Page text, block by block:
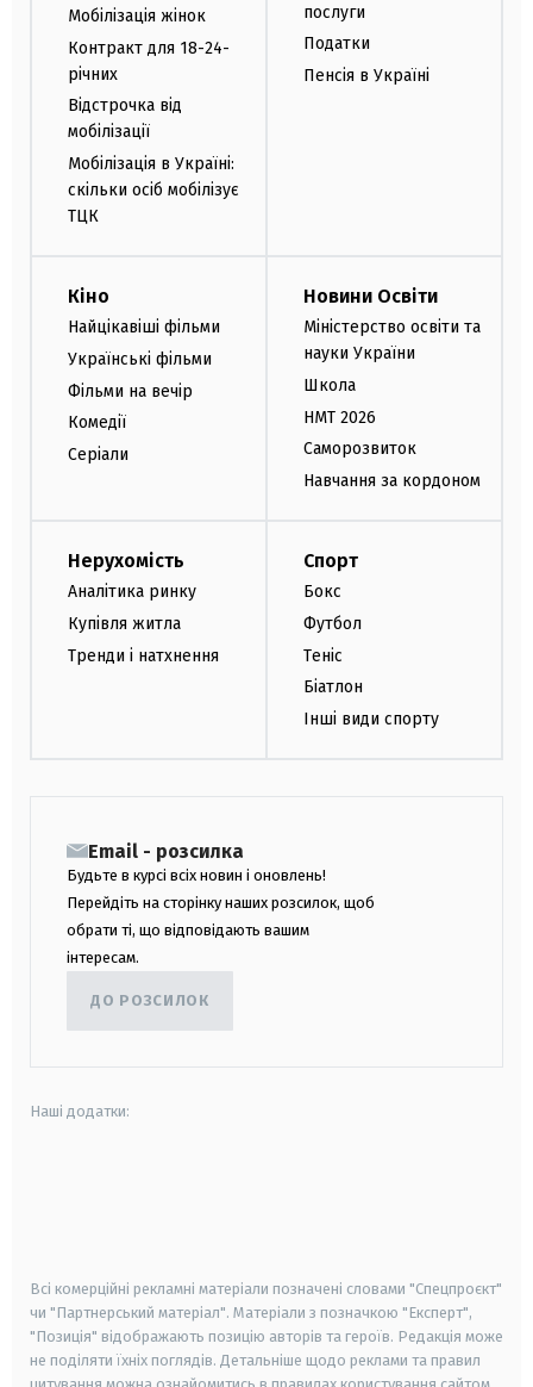
Мобілізація жінок
Контракт для 18-24-
річних
Відстрочка від
мобілізації
Мобілізація в Україні:
скільки осіб мобілізує
ТЦК
послуги
Податки
Пенсія в Україні
Кіно
Найцікавіші фільми
Українські фільми
Фільми на вечір
Комедії
Серіали
Новини Освіти
Міністерство освіти та
науки України
Школа
НМТ 2026
Саморозвиток
Навчання за кордоном
Нерухомість
Аналітика ринку
Купівля житла
Тренди і натхнення
Спорт
Бокс
Футбол
Теніс
Біатлон
Інші види спорту
Email - розсилка
Будьте в курсі всіх новин і оновлень!
Перейдіть на сторінку наших розсилок, щоб
обрати ті, що відповідають вашим
інтересам.
ДО РОЗСИЛОК
Наші додатки:
Всі комерційні рекламні матеріали позначені словами "Спецпроєкт"
чи "Партнерський матеріал". Матеріали з позначкою "Експерт",
"Позиція" відображають позицію авторів та героїв. Редакція може
не поділяти їхніх поглядів. Детальніше щодо реклами та правил